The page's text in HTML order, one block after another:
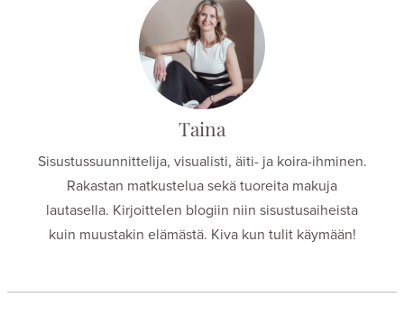
Taina
Sisustussuunnittelija, visualisti, äiti- ja koira-ihminen.
Rakastan matkustelua sekä tuoreita makuja
lautasella. Kirjoittelen blogiin niin sisustusaiheista
kuin muustakin elämästä. Kiva kun tulit käymään!